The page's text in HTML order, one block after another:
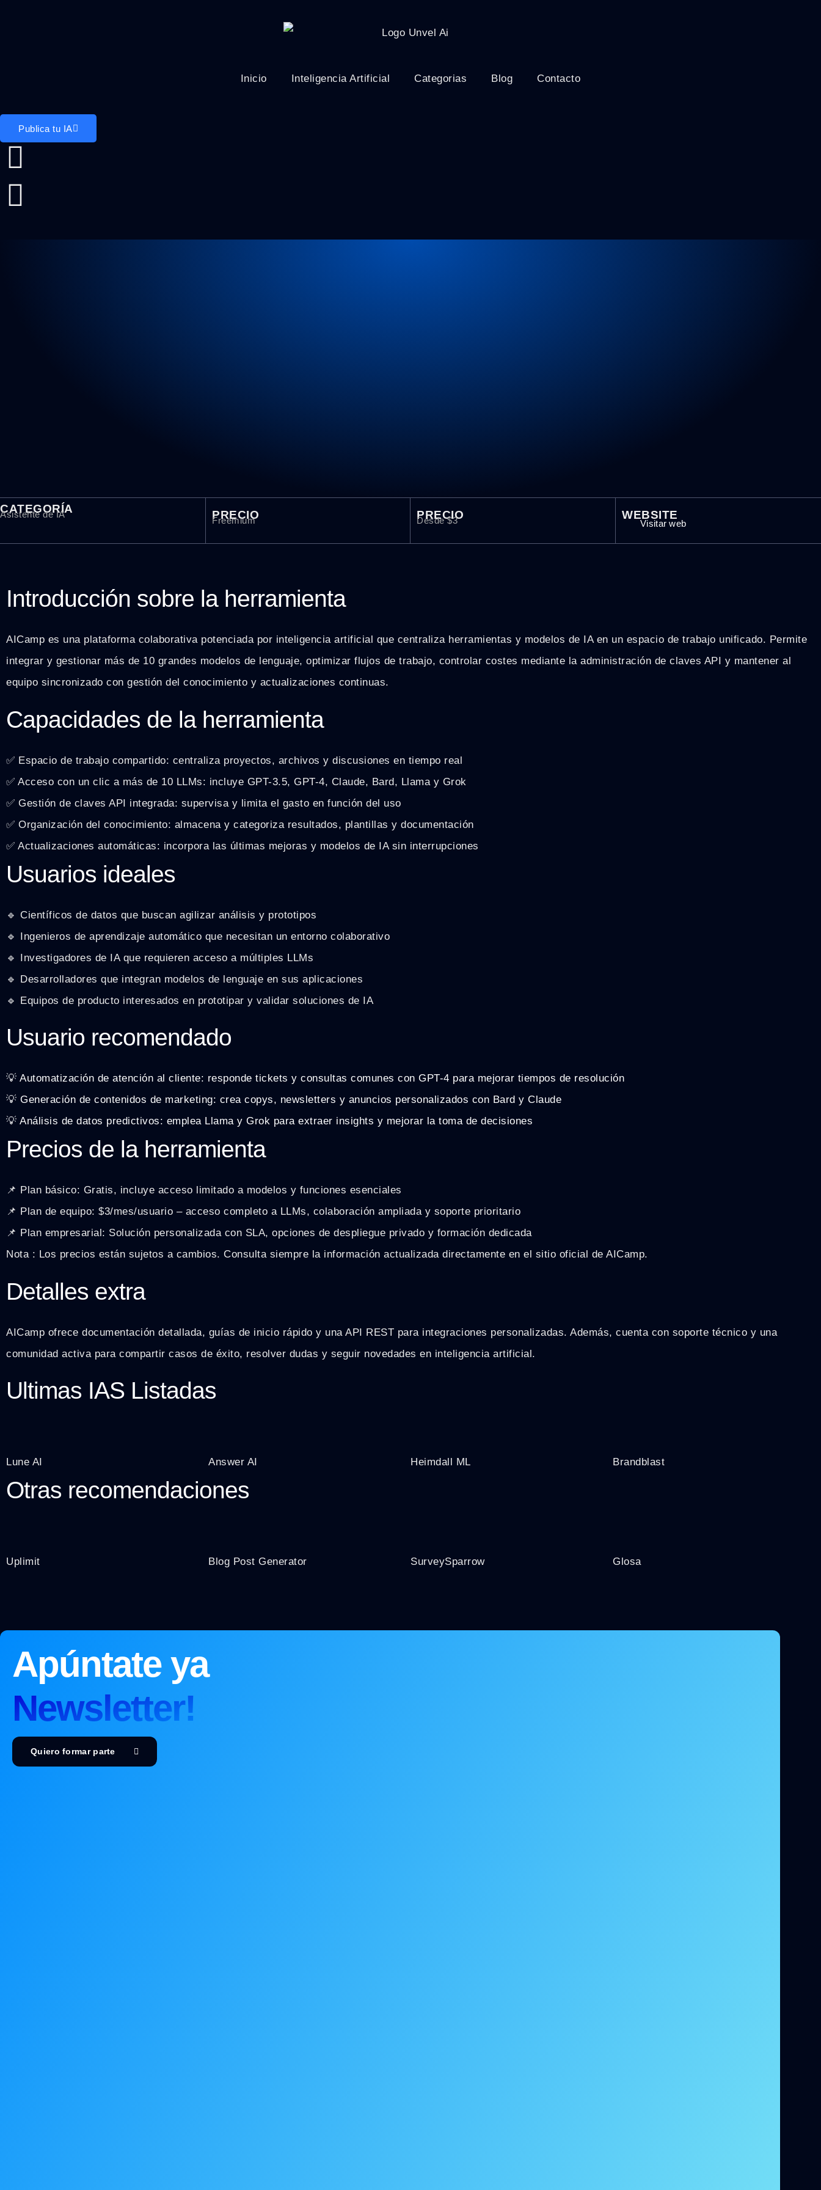
Inicio Inteligencia Artificial Categorias Blog Contacto
Publica tu IA
CATEGORÍA
Asistente de IA PRECIO
Freemium PRECIO
Desde $3 WEBSITE
Visitar web
Introducción sobre la herramienta
AICamp es una plataforma colaborativa potenciada por inteligencia artificial que centraliza herramientas y modelos de IA en un espacio de trabajo unificado. Permite
integrar y gestionar más de 10 grandes modelos de lenguaje, optimizar flujos de trabajo, controlar costes mediante la administración de claves API y mantener al
equipo sincronizado con gestión del conocimiento y actualizaciones continuas.
Capacidades de la herramienta
✅ Espacio de trabajo compartido: centraliza proyectos, archivos y discusiones en tiempo real
✅ Acceso con un clic a más de 10 LLMs: incluye GPT-3.5, GPT-4, Claude, Bard, Llama y Grok
✅ Gestión de claves API integrada: supervisa y limita el gasto en función del uso
✅ Organización del conocimiento: almacena y categoriza resultados, plantillas y documentación
✅ Actualizaciones automáticas: incorpora las últimas mejoras y modelos de IA sin interrupciones
Usuarios ideales
🔹 Científicos de datos que buscan agilizar análisis y prototipos
🔹 Ingenieros de aprendizaje automático que necesitan un entorno colaborativo
🔹 Investigadores de IA que requieren acceso a múltiples LLMs
🔹 Desarrolladores que integran modelos de lenguaje en sus aplicaciones
🔹 Equipos de producto interesados en prototipar y validar soluciones de IA
Usuario recomendado
💡 Automatización de atención al cliente: responde tickets y consultas comunes con GPT-4 para mejorar tiempos de resolución
💡 Generación de contenidos de marketing: crea copys, newsletters y anuncios personalizados con Bard y Claude
💡 Análisis de datos predictivos: emplea Llama y Grok para extraer insights y mejorar la toma de decisiones
Precios de la herramienta
📌 Plan básico: Gratis, incluye acceso limitado a modelos y funciones esenciales
📌 Plan de equipo: $3/mes/usuario – acceso completo a LLMs, colaboración ampliada y soporte prioritario
📌 Plan empresarial: Solución personalizada con SLA, opciones de despliegue privado y formación dedicada
Nota : Los precios están sujetos a cambios. Consulta siempre la información actualizada directamente en el sitio oficial de AICamp.
Detalles extra
AICamp ofrece documentación detallada, guías de inicio rápido y una API REST para integraciones personalizadas. Además, cuenta con soporte técnico y una
comunidad activa para compartir casos de éxito, resolver dudas y seguir novedades en inteligencia artificial.
Ultimas IAS Listadas
Lune AI Answer AI Heimdall ML Brandblast
Otras recomendaciones
Uplimit Blog Post Generator SurveySparrow Glosa
Apúntate ya
Newsletter!
Quiero formar parte